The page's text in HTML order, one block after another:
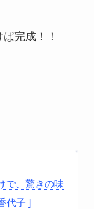
完成！！
で、驚きの味
代子 ]